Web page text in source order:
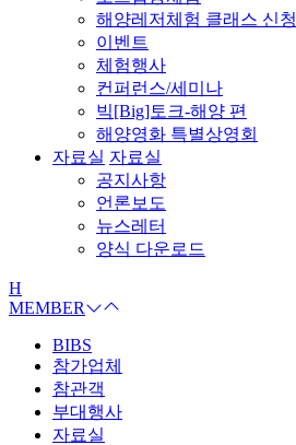
해양레저체험 클래스 신청
이벤트
체험행사
컨퍼런스/세미나
빅[Big]토크-해양 편
해양영화 특별상영회
자료실 자료실
공지사항
언론보도
뉴스레터
양식 다운로드
H
MEMBER
BIBS
참가업체
참관객
부대행사
자료실